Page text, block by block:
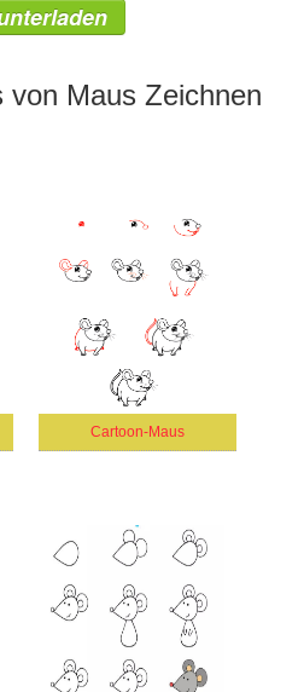
von Maus Zeichnen
Cartoon-Maus